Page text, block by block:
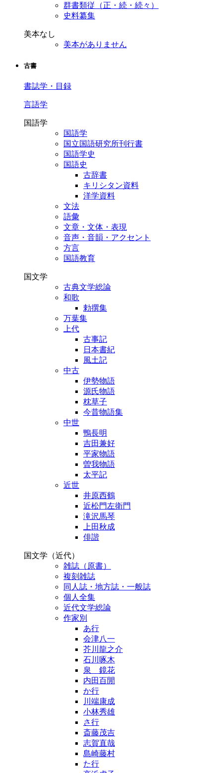
群書類従（正・続・続々）
史料纂集
美本なし
美本がありません
古書
書誌学・目録
言語学
国語学
国語学
国立国語研究所刊行書
国語学史
国語史
古辞書
キリシタン資料
洋学資料
文法
語彙
文章・文体・表現
音声・音韻・アクセント
方言
国語教育
国文学
古典文学総論
和歌
勅撰集
万葉集
上代
古事記
日本書紀
風土記
中古
伊勢物語
源氏物語
枕草子
今昔物語集
中世
鴨長明
吉田兼好
平家物語
曽我物語
太平記
近世
井原西鶴
近松門左衛門
滝沢馬琴
上田秋成
俳諧
国文学（近代）
雑誌（原書）
複刻雑誌
同人誌・地方誌・一般誌
個人全集
近代文学総論
作家別
あ行
会津八一
芥川龍之介
石川啄木
泉 鏡花
内田百閒
か行
川端康成
小林秀雄
さ行
斎藤茂吉
志賀直哉
島崎藤村
た行